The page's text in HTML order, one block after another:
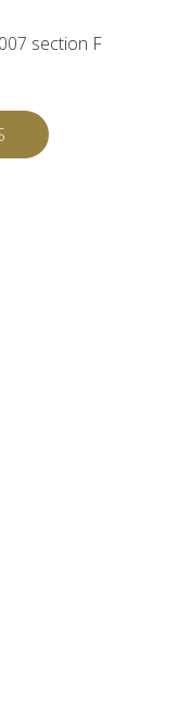
section F